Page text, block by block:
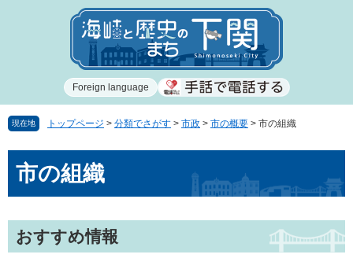
で
ば
Foreign language
現在地 トップページ > 分類でさがす > 市政 > 市の概要 > 市の組織
市の組織
おすすめ情報